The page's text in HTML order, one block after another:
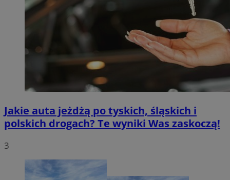
Jakie auta jeżdżą po tyskich, śląskich i
polskich drogach? Te wyniki Was zaskoczą!
3